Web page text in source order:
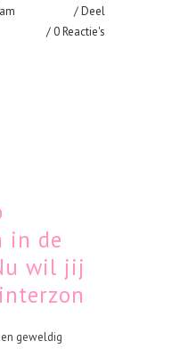
Deel
0 Reactie's
in de
wil jij
geweldig